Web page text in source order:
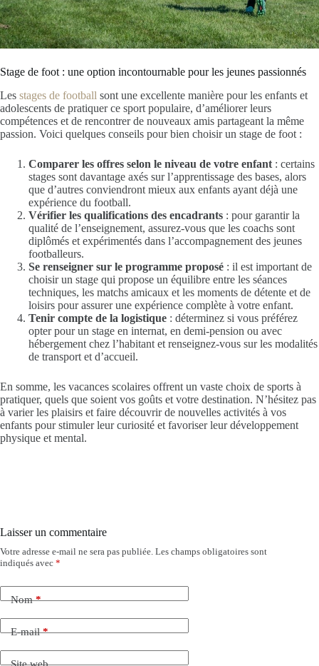
Stage de foot : une option incontournable pour les jeunes passionnés
Les stages de football sont une excellente manière pour les enfants et
adolescents de pratiquer ce sport populaire, d’améliorer leurs
compétences et de rencontrer de nouveaux amis partageant la même
passion. Voici quelques conseils pour bien choisir un stage de foot :
Comparer les offres selon le niveau de votre enfant : certains
stages sont davantage axés sur l’apprentissage des bases, alors
que d’autres conviendront mieux aux enfants ayant déjà une
expérience du football.
Vérifier les qualifications des encadrants : pour garantir la
qualité de l’enseignement, assurez-vous que les coachs sont
diplômés et expérimentés dans l’accompagnement des jeunes
footballeurs.
Se renseigner sur le programme proposé : il est important de
choisir un stage qui propose un équilibre entre les séances
techniques, les matchs amicaux et les moments de détente et de
loisirs pour assurer une expérience complète à votre enfant.
Tenir compte de la logistique : déterminez si vous préférez
opter pour un stage en internat, en demi-pension ou avec
hébergement chez l’habitant et renseignez-vous sur les modalités
de transport et d’accueil.
En somme, les vacances scolaires offrent un vaste choix de sports à
pratiquer, quels que soient vos goûts et votre destination. N’hésitez pas
à varier les plaisirs et faire découvrir de nouvelles activités à vos
enfants pour stimuler leur curiosité et favoriser leur développement
physique et mental.
Laisser un commentaire
Votre adresse e-mail ne sera pas publiée. Les champs obligatoires sont
indiqués avec *
Nom*
E-mail*